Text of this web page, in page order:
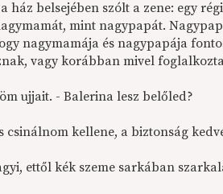
ház belsejében szólt a zene: egy
mint nagypapát.
nagymamája és nagypapája
vagy korábban mivel
ujjait. - Balerina lesz belőled?
kellene, a biztonság
ettől kék szeme sarkában